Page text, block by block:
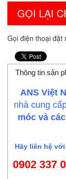
GỌI LẠI
Gọi điện thoại đặt
Thông tin sản
ANS Việt
nhà cung
móc và
Hãy liên hệ
0902 337